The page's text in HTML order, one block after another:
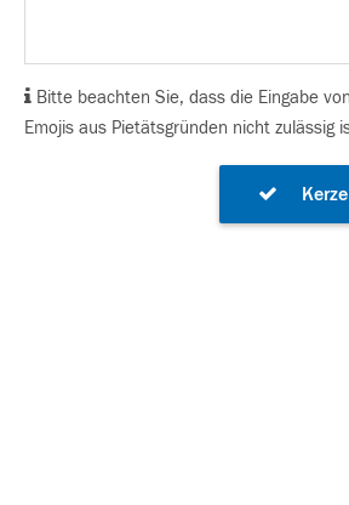
Bitte beachten Sie, dass die Eingabe
Emojis aus Pietätsgründen nicht zulässig